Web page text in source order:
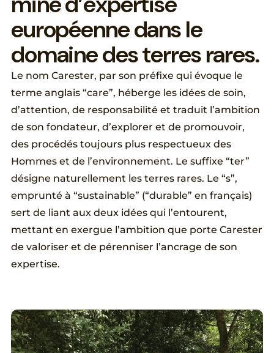
européennedansle
domainedesterresrares.
Le nom Carester, par son préfixe qui évoque le
terme anglais “care”, héberge les idées de soin,
d’attention, de responsabilité et traduit l’ambition
de son fondateur, d’explorer et de promouvoir,
des procédés toujours plus respectueux des
Hommes et de l’environnement. Le suffixe “ter”
désigne naturellement les terres rares. Le “s”,
emprunté à “sustainable” (“durable” en français)
sert de liant aux deux idées qui l’entourent,
mettant en exergue l’ambition que porte Carester
de valoriser et de pérenniser l’ancrage de son
expertise.